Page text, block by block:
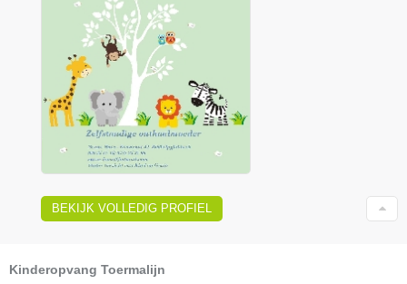
BEKIJK VOLLEDIG PROFIEL
Kinderopvang Toermalijn